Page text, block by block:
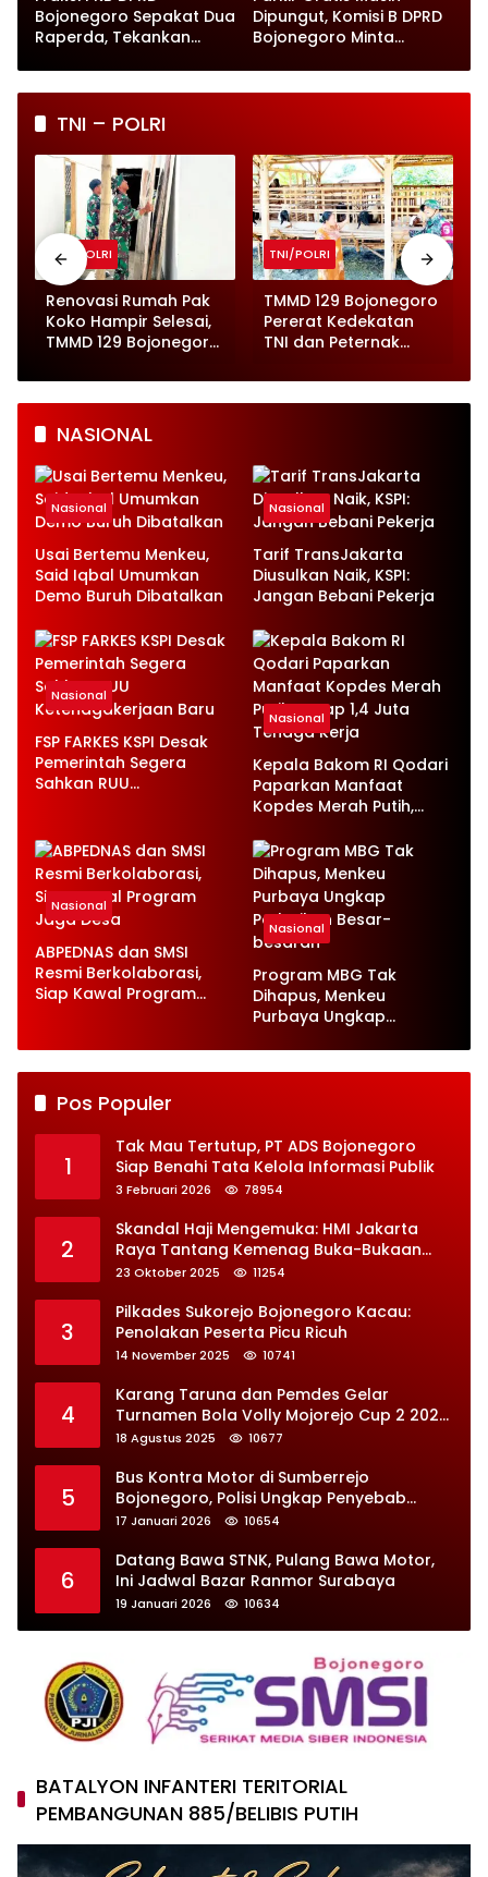
Bojonegoro Sepakat Dua
Raperda, Tekankan
Dipungut, Komisi B DPRD
Bojonegoro Minta
TNI – POLRI
TNI/POLRI
Renovasi Rumah Pak
Koko Hampir Selesai,
TMMD 129 Bojonegoro
Pesat
TNI/POLRI
TMMD 129 Bojonegoro
Pererat Kedekatan
TNI dan Peternak
NASIONAL
Nasional
Usai Bertemu Menkeu,
Said Iqbal Umumkan
Demo Buruh Dibatalkan
Nasional
Tarif TransJakarta
Diusulkan Naik, KSPI:
Jangan Bebani Pekerja
Nasional
FSP FARKES KSPI Desak
Pemerintah Segera
Sahkan RUU
Nasional
Kepala Bakom RI Qodari
Paparkan Manfaat
Kopdes Merah Putih,
Kerja
Nasional
ABPEDNAS dan SMSI
Resmi Berkolaborasi,
Siap Kawal Program
Nasional
Program MBG Tak
Dihapus, Menkeu
Purbaya Ungkap
Pos Populer
1
Tak Mau Tertutup, PT ADS Bojonegoro
Siap Benahi Tata Kelola Informasi Publik
3 Februari 2026 78954
2
Skandal Haji Mengemuka: HMI Jakarta
Raya Tantang Kemenag Buka-Bukaan
Soal Kontrak Syarekah Bermasalah
23 Oktober 2025 11254
3
Pilkades Sukorejo Bojonegoro Kacau:
Penolakan Peserta Picu Ricuh
14 November 2025 10741
4
Karang Taruna dan Pemdes Gelar
Turnamen Bola Volly Mojorejo Cup 2 2025,
Diikuti 28 Tim
18 Agustus 2025 10677
5
Bus Kontra Motor di Sumberrejo
Bojonegoro, Polisi Ungkap Penyebab
Kecelakaan
17 Januari 2026 10654
6
Datang Bawa STNK, Pulang Bawa Motor,
Ini Jadwal Bazar Ranmor Surabaya
19 Januari 2026 10634
BATALYON INFANTERI TERITORIAL
PEMBANGUNAN 885/BELIBIS PUTIH